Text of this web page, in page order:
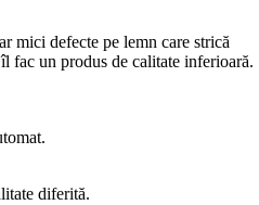
mici defecte pe lemn care strică
fac un produs de calitate inferioară.
diferită.